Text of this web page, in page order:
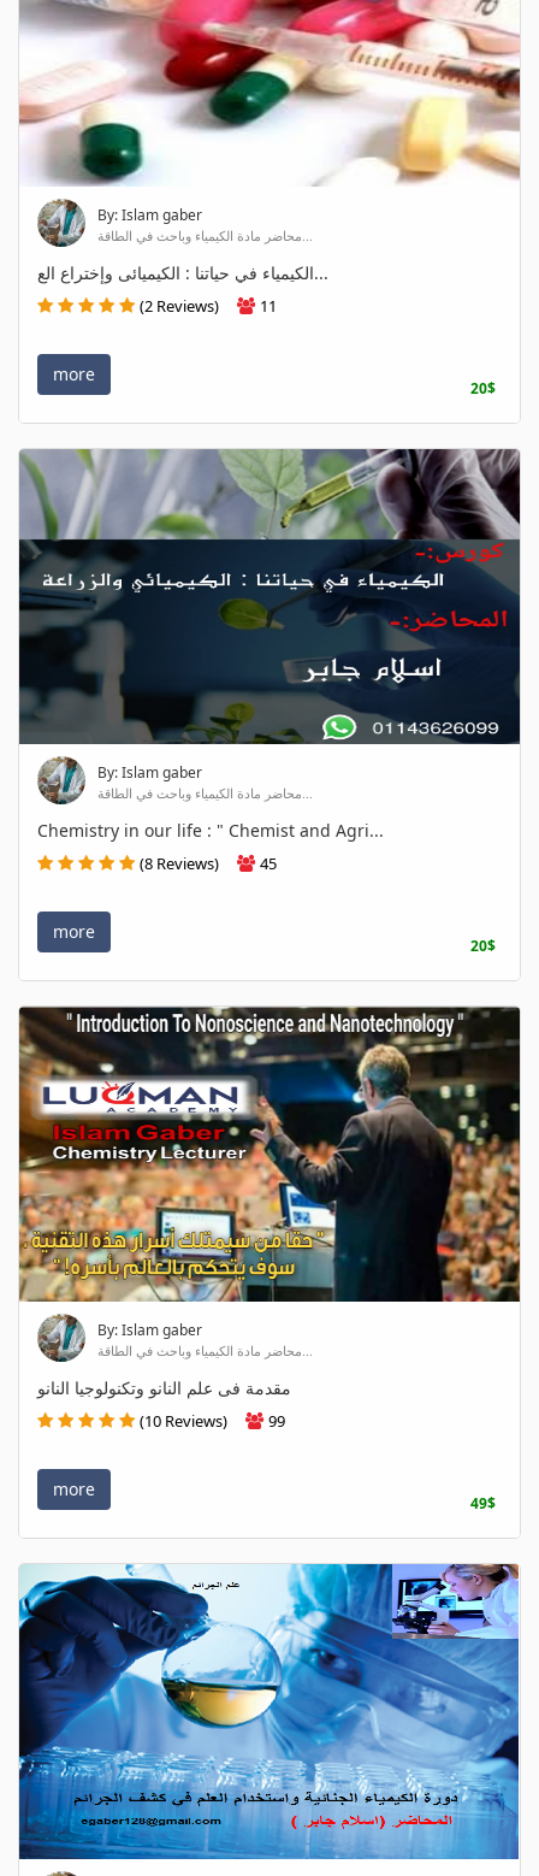
By: Islam gaber
محاضر مادة الكيمياء وباحث في الطاقة...
الكيمياء في حياتنا : الكيميائى وإختراع الع...
(2 Reviews) 11
more
20$
By: Islam gaber
محاضر مادة الكيمياء وباحث في الطاقة...
Chemistry in our life : " Chemist and Agri...
(8 Reviews) 45
more
20$
By: Islam gaber
محاضر مادة الكيمياء وباحث في الطاقة...
مقدمة فى علم النانو وتكنولوجيا النانو
(10 Reviews) 99
more
49$